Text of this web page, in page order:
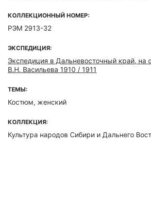
КОЛЛЕКЦИОННЫЙ НОМЕР:
РЭМ 2913-32
ЭКСПЕДИЦИЯ:
Экспедиция в Дальневосточный край, на
В.Н. Васильева 1910 / 1911
ТЕМЫ:
Костюм, женский
КОЛЛЕКЦИЯ:
Культура народов Сибири и Дальнего